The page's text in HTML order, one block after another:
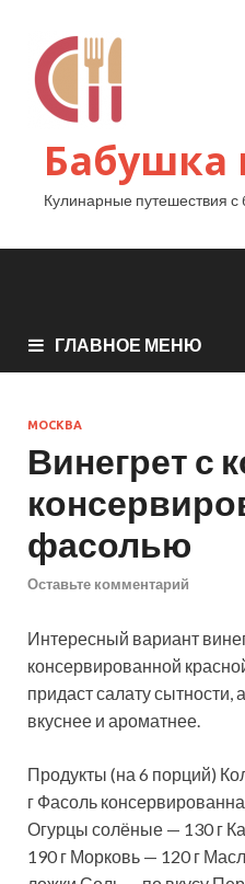
Бабушка
Кулинарные путешествия с
ГЛАВНОЕ МЕНЮ
МОСКВА
Винегрет с
фасолью
Оставьте комментарий
Интересный вариант
консервированной
придаст салату сытности,
вкуснее и ароматнее.
Продукты (на 6 порций)
г Фасоль
Огурцы солёные — 130 г
190 г Морковь — 120 г